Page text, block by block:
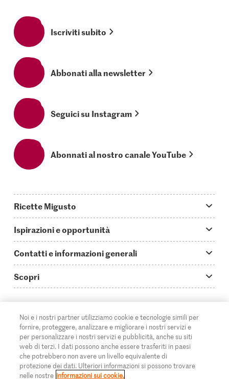
Iscriviti subito
Abbonati alla newsletter
Seguici su Instagram
Abonnati al nostro canale YouTube
Ricette Migusto
Oggi cucino
Piatti principali
Ricette semplici & veloci
Ricette al forno
Ricette per famiglie & bambini
Tutte le ricette
Ispirazioni e opportunità
Storie
Video How to
Login Migusto
Rivista Migusto
Concorsi
Contatti e informazioni generali
Guida alle abbreviazioni
Contatti
Pubblicità
Impressum
Scopri
Migros Online
A proposito della Migros
Filiali
© 2026 Federazione delle cooperative Migros
Noi e i nostri partner utilizziamo cookie e tecnologie simili per
fornire, proteggere, analizzare e migliorare i nostri servizi e
per personalizzare i nostri servizi e pubblicità, anche su siti
web di terzi. I dati possono anche essere trasferiti in paesi
che potrebbero non avere un livello equivalente di
protezione dei dati. Ulteriori informazioni si possono trovare
nelle nostre informazioni sui cookie.